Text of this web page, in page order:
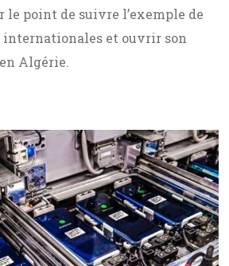
le point de suivre l’exemple de
internationales et ouvrir son
Algérie.